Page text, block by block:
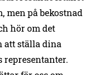
men på bekostnad
hör om det
att ställa dina